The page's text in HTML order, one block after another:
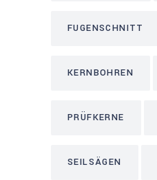
FUGENSCHNITT
KERNBOHREN
PRÜFKERNE
SEILSÄGEN